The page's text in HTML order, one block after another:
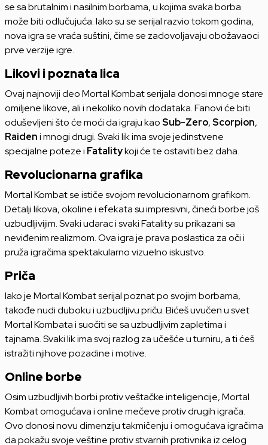
se sa brutalnim i nasilnim borbama, u kojima svaka borba
može biti odlučujuća. Iako su se serijal razvio tokom godina,
nova igra se vraća suštini, čime se zadovoljavaju obožavaoci
prve verzije igre.
Likovi i poznata lica
Ovaj najnoviji deo Mortal Kombat serijala donosi mnoge stare
omiljene likove, ali i nekoliko novih dodataka. Fanovi će biti
oduševljeni što će moći da igraju kaoSub-Zero,Scorpion,
Raideni mnogi drugi. Svaki lik ima svoje jedinstvene
specijalne poteze i Fatalitykoji će te ostaviti bez daha.
Revolucionarna grafika
Mortal Kombat se ističe svojom revolucionarnom grafikom.
Detalji likova, okoline i efekata su impresivni, čineći borbe još
uzbudljivijim. Svaki udarac i svaki Fatality su prikazani sa
neviđenim realizmom. Ova igra je prava poslastica za oči i
pruža igračima spektakularno vizuelno iskustvo.
Priča
Iako je Mortal Kombat serijal poznat po svojim borbama,
takođe nudi duboku i uzbudljivu priču. Bićeš uvučen u svet
Mortal Kombata i suočiti se sa uzbudljivim zapletima i
tajnama. Svaki lik ima svoj razlog za učešće u turniru, a ti ćeš
istražiti njihove pozadine i motive.
Online borbe
Osim uzbudljivih borbi protiv veštačke inteligencije, Mortal
Kombat omogućava i online mečeve protiv drugih igrača.
Ovo donosi novu dimenziju takmičenju i omogućava igračima
da pokažu svoje veštine protiv stvarnih protivnika iz celog